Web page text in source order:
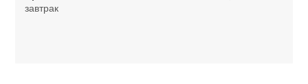
завтрак